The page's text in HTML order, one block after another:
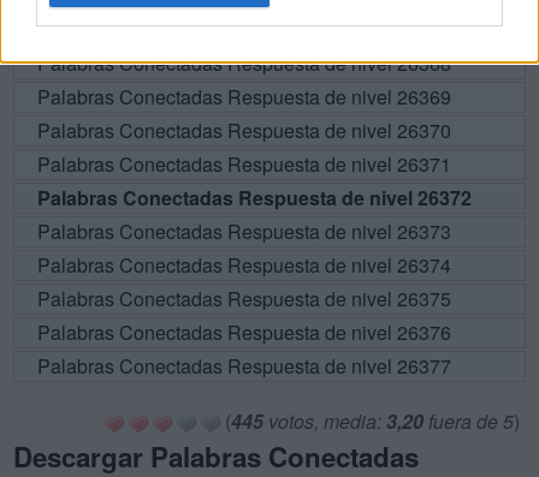
Palabras Conectadas Respuesta de nivel 26367
Palabras Conectadas Respuesta de nivel 26368
Palabras Conectadas Respuesta de nivel 26369
Palabras Conectadas Respuesta de nivel 26370
Palabras Conectadas Respuesta de nivel 26371
Palabras Conectadas Respuesta de nivel 26372
Palabras Conectadas Respuesta de nivel 26373
Palabras Conectadas Respuesta de nivel 26374
Palabras Conectadas Respuesta de nivel 26375
Palabras Conectadas Respuesta de nivel 26376
Palabras Conectadas Respuesta de nivel 26377
(445votos, media: 3,20 fuera de 5)
Descargar Palabras Conectadas